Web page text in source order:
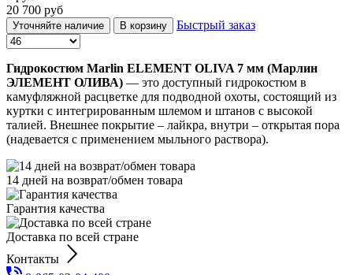
20 700 руб
Уточняйте наличие В корзину Быстрый заказ
Гидрокостюм Marlin ELEMENT OLIVA 7 мм (Марлин
ЭЛЕМЕНТ ОЛИВА) — это доступный гидрокостюм в
камуфляжной расцветке для подводной охоты, состоящий из
куртки с интегрированным шлемом и штанов с высокой
талией. Внешнее покрытие – лайкра, внутри – открытая пора
(надевается с применением мыльного раствора).
14 дней на возврат/обмен товара
Гарантия качества
Доставка по всей стране
Контакты